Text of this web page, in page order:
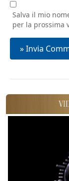
Salva il mio
per la prossima